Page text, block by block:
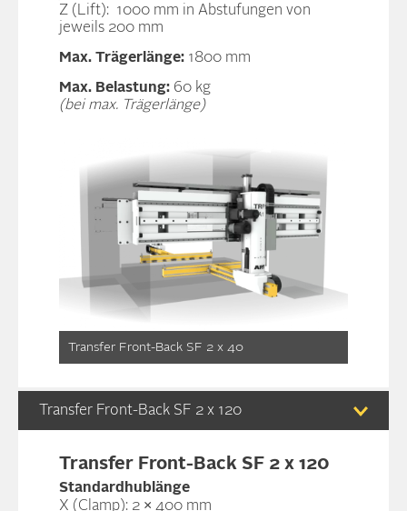
Z (Lift): 1000 mm in Abstufungen von
jeweils 200 mm
Max. Trägerlänge: 1800 mm
Max. Belastung: 60 kg
(bei max. Trägerlänge)
Transfer Front-Back SF 2 x 40
Transfer Front-Back SF 2 x 120
Transfer Front-Back SF 2 x 120
Standardhublänge
X (Clamp): 2 × 400 mm